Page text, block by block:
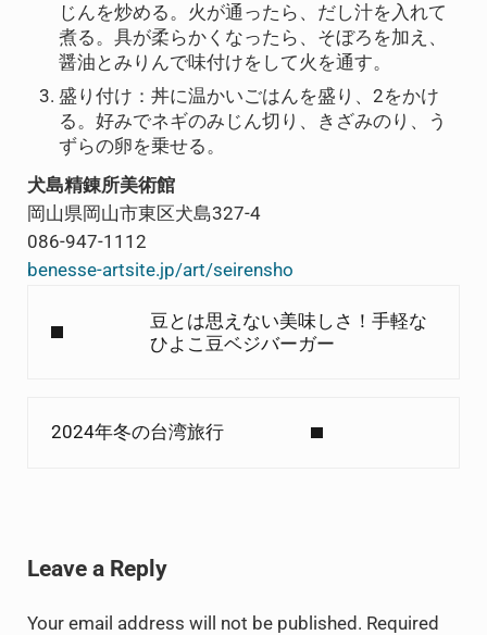
じんを炒める。火が通ったら、だし汁を入れて
煮る。具が柔らかくなったら、そぼろを加え、
醤油とみりんで味付けをして火を通す。
盛り付け：丼に温かいごはんを盛り、2をかけ
る。好みでネギのみじん切り、きざみのり、う
ずらの卵を乗せる。
犬島精錬所美術館
岡山県岡山市東区犬島327-4
086-947-1112
benesse-artsite.jp/art/seirensho
豆とは思えない美味しさ！手軽な
ひよこ豆ベジバーガー
2024年冬の台湾旅行
Leave a Reply
Your email address will not be published. Required